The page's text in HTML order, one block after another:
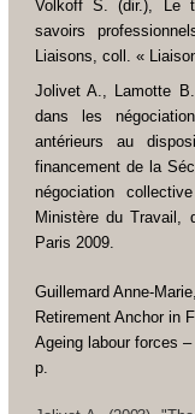
Volkoff S. (dir.),
Le
savoirs
Liaisons, coll. «
Jolivet A., Lamotte
dans les
antérieurs au
financement de la
négociation
collective
Ministère du Travail,
Paris 2009.
Guillemard Anne-
Retirement Anchor in
Ageing labour forces
p.